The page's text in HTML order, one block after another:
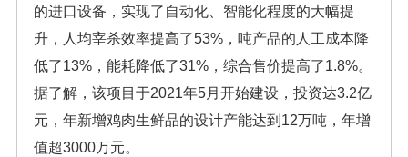
的进口设备，实现了自动化、智能化程度的大幅提
升，人均宰杀效率提高了53%，吨产品的人工成本降
低了13%，能耗降低了31%，综合售价提高了1.8%。
据了解，该项目于2021年5月开始建设，投资达3.2亿
元，年新增鸡肉生鲜品的设计产能达到12万吨，年增
值超3000万元。